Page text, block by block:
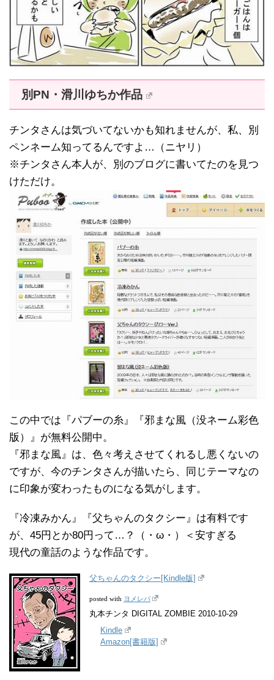
別PN・滑川ゆちか作品
チンタさんは気づいてないかも知れませんが、私、別
ペンネーム知ってるんですよ…（ニヤリ）
※チンタさん本人が、別のブログに書いてたのを見つ
けただけ。
この中では『パブーの糸』『邪まな風（没ネーム彩色
版）』が無料公開中。
『邪まな風』は、色々考えさせてくれるし悪くないの
ですが、今のチンタさんが描いたら、同じテーマなの
に印象が変わったものになる気がします。
『冷凍みかん』『父ちゃんのタクシー』は有料です
が、45円とか80円って…？（・ω・）＜安すぎる
現代の童話のような作品です。
父ちゃんのタクシー[Kindle版]
posted with ヨメレバ
丸本チンタ DIGITAL ZOMBIE 2010-10-29
Kindle
Amazon[書籍版]